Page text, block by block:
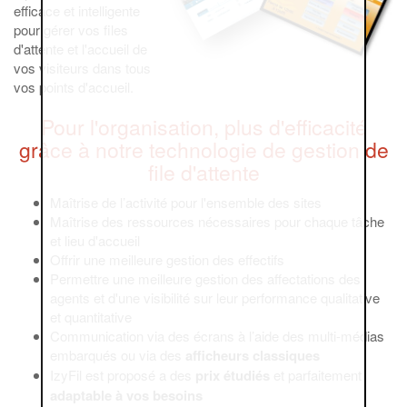
efficace et intelligente
pour gérer vos files
d'attente et l'accueil de
vos visiteurs dans tous
vos points d'accueil.
Pour l'organisation, plus d'efficacité
grâce à notre technologie de gestion de
file d'attente
Maîtrise des ressources nécessaires pour chaque tâche
agents et d'une visibilité sur leur performance qualitative
Communication via des écrans à l’aide des multi-médias